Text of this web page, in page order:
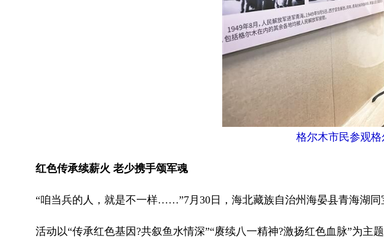
格尔木市民参观
红色传承续薪火 老少携手颂军魂
“咱当兵的人，就是不一样……”7月30日，海北藏族自治州海晏县青海湖同
活动以“传承红色基因?共叙鱼水情深”“赓续八一精神?激扬红色血脉”为主